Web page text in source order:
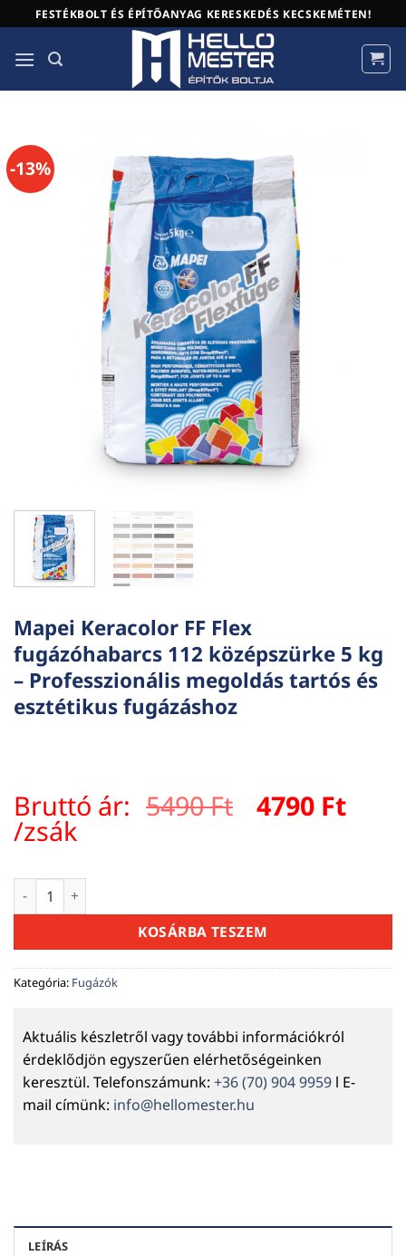
to
content
FESTÉKBOLT ÉS ÉPÍTŐANYAG KERESKEDÉS KECSKEMÉTEN!
-13%
Mapei Keracolor FF Flex
fugázóhabarcs 112 középszürke 5 kg
– Professzionális megoldás tartós és
esztétikus fugázáshoz
Bruttó ár: 5490Ft Original
4790 Ft
/zsák
Mapei Keracolor FF Flex fugázóhabarcs 112 középszürke
KOSÁRBA TESZEM
Kategória: Fugázók
Aktuális készletről vagy további információkról
érdeklődjön egyszerűen elérhetőségeinken
keresztül. Telefonszámunk: +36 (70) 904 9959 l E-
mail címünk: info@hellomester.hu
LEÍRÁS